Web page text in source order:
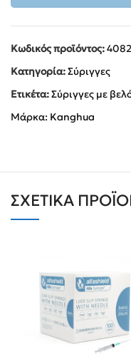
Κωδικός προϊόντος:4082
Κατηγορία:Σύριγγες
Ετικέτα:Σύριγγες με
Μάρκα: Kanghua
ΣΧΕΤΙΚΆ